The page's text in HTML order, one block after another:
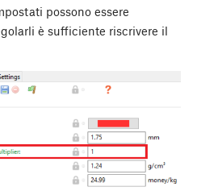
possono essere
è sufficiente riscrivere il